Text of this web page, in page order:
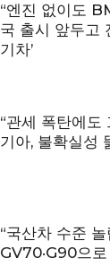
“엔진 없이도
국 출시 앞두고
기차’
“관세 폭탄에도
기아, 불확실성
“국산차 수준
GV70·G90으